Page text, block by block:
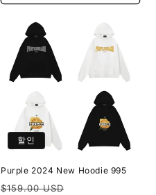
할인
Purple 2024 New Hoodie 995
정
$159.00 USD